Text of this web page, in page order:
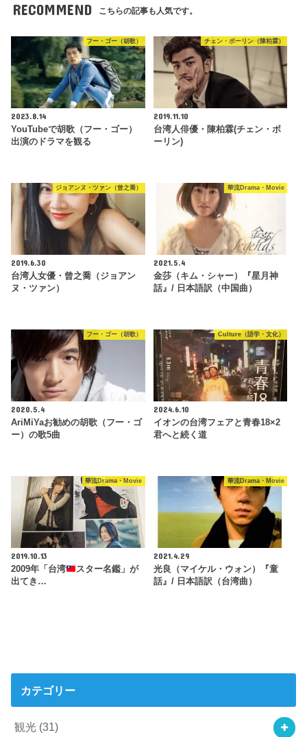
RECOMMEND こちらの記事も人気です。
フー・ゴー（胡歌）
2023.8.14
YouTubeで胡歌（フー・ゴー）
出演のドラマを観る
チェン・ボーリン（陳柏霖）
2019.11.10
台湾人俳優・陳柏霖(チェン・ボ
ーリン)
ジョアンヌ・ツァン（曾之喬）
2019.6.30
台湾人女優・曾之喬（ジョアン
ヌ・ツァン）
華流Drama・Movie
2021.5.4
金莎（キム・シャー）『星月神
話』/ 日本語訳（中国曲）
フー・ゴー（胡歌）
2020.5.4
AriMiYaお勧めの胡歌（フー・ゴ
ー）の歌5曲
Culture（語学・文化）
2024.6.10
イオンの台湾フェアと青春18×2
君へと続く道
華流Drama・Movie
2019.10.13
2009年「台湾
スター名鑑」が
出てき…
華流Drama・Movie
2021.4.29
光良（マイケル・ウォン）『童
話』/ 日本語訳（台湾曲）
カテゴリー
観光 (31)